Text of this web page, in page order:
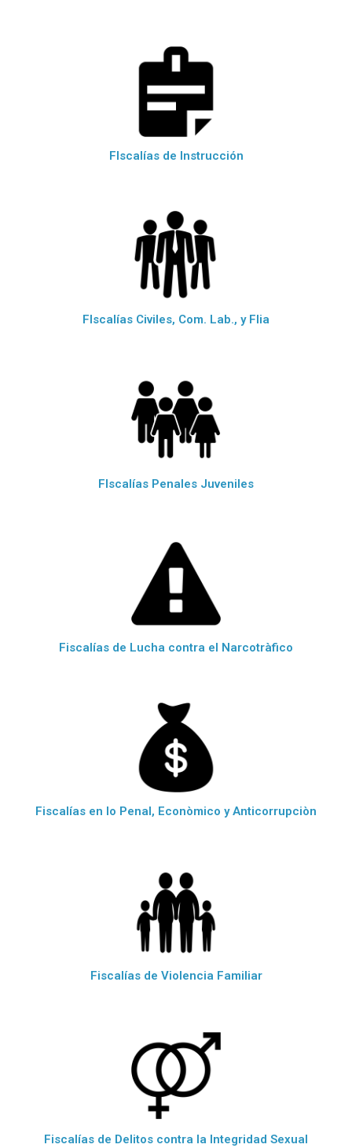
FIscalías de Instrucción
FIscalías Civiles, Com. Lab., y Flia
FIscalías Penales Juveniles
Fiscalías de Lucha contra el Narcotràfico
Fiscalías en lo Penal, Econòmico y Anticorrupciòn
Fiscalías de Violencia Familiar
Fiscalías de Delitos contra la Integridad Sexual